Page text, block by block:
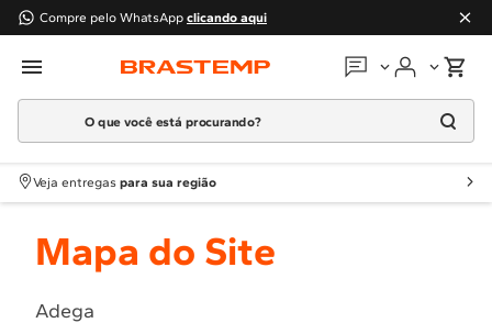
Compre pelo WhatsApp clicando aqui
Em que podemos
O que você está procurando?
Termos mais buscados
1º Geladeira
2
Fogao
4 º Lava Louça
Veja entregas para sua região
Mapa do Site
Adega